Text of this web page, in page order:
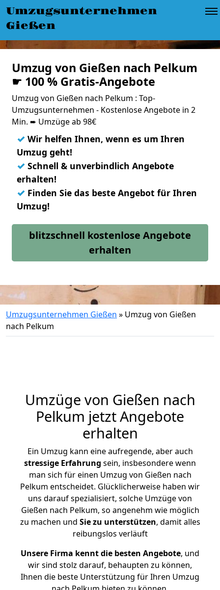
Umzugsunternehmen
Gießen
Umzug von Gießen nach Pelkum
☛ 100 % Gratis-Angebote
Umzug von Gießen nach Pelkum : Top-
Umzugsunternehmen - Kostenlose Angebote in 2
Min. ➨ Umzüge ab 98€
✓ Wir helfen Ihnen, wenn es um Ihren
Umzug geht!
✓ Schnell & unverbindlich Angebote
erhalten!
✓ Finden Sie das beste Angebot für Ihren
Umzug!
blitzschnell kostenlose Angebote
erhalten
Umzugsunternehmen Gießen » Umzug von Gießen
nach Pelkum
Umzüge von Gießen nach
Pelkum jetzt Angebote
erhalten
Ein Umzug kann eine aufregende, aber auch
stressige Erfahrung sein, insbesondere wenn
man sich für einen Umzug von Gießen nach
Pelkum entscheidet. Glücklicherweise haben wir
uns darauf spezialisiert, solche Umzüge von
Gießen nach Pelkum, so angenehm wie möglich
zu machen und Sie zu unterstützen, damit alles
reibungslos verläuft
Unsere Firma kennt die besten Angebote, und
wir sind stolz darauf, behaupten zu können,
Ihnen die beste Unterstützung für Ihren Umzug